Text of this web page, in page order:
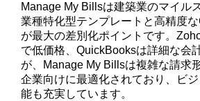
Manage My Billsは建築業のマイル
業種特化型テンプレートと高精度
が最大の差別化ポイントです。
で低価格、QuickBooksは詳細な会
が、Manage My Billsは複雑な請求
企業向けに最適化されており、ビ
能も充実しています。